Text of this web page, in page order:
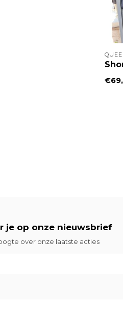
je op onze nieuwsbrief
over onze laatste acties